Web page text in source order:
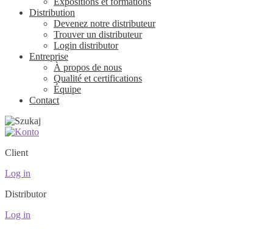
Distribution
Devenez notre distributeur
Trouver un distributeur
Login distributor
Entreprise
À propos de nous
Qualité et certifications
Équipe
Contact
Client
Log in
Distributor
Log in